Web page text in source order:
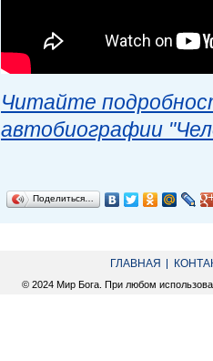
Читайте
автобиографии
Поделиться…
ГЛАВНАЯ
© 2024 Мир Бога. При любом